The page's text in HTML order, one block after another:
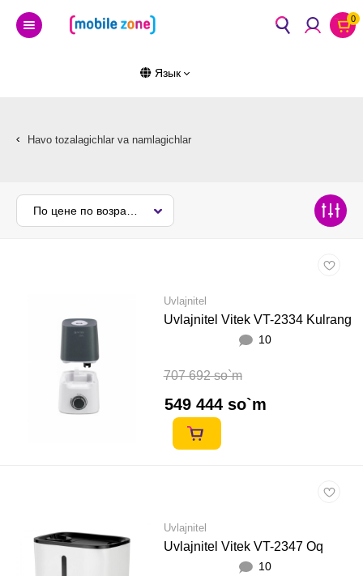
0
Язык
Havo tozalagichlar va namlagichlar
Uvlajnitel
Uvlajnitel Vitek VT-2334 Kulrang
10
707 692 so`m
549 444 so`m
Uvlajnitel
Uvlajnitel Vitek VT-2347 Oq
10